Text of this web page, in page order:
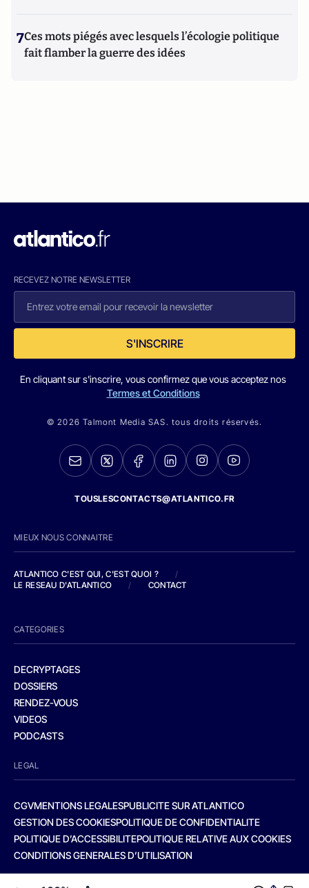
7Ces mots piégés avec lesquels l’écologie politique
fait flamber la guerre des idées
RECEVEZ NOTRE NEWSLETTER
S'INSCRIRE
En cliquant sur s'inscrire, vous confirmez que vous acceptez nos
Termes et Conditions
© 2026 Talmont Media SAS. tous droits réservés.
TOUSLESCONTACTS@ATLANTICO.FR
MIEUX NOUS CONNAITRE
ATLANTICO C'EST QUI, C'EST QUOI ?
/
LE RESEAU D'ATLANTICO
/ CONTACT
CATEGORIES
DECRYPTAGES
DOSSIERS
RENDEZ-VOUS
VIDEOS
PODCASTS
LEGAL
CGVMENTIONS LEGALESPUBLICITE SUR ATLANTICO
GESTION DES COOKIESPOLITIQUE DE CONFIDENTIALITE
POLITIQUE D’ACCESSIBILITEPOLITIQUE RELATIVE AUX COOKIES
CONDITIONS GENERALES D’UTILISATION